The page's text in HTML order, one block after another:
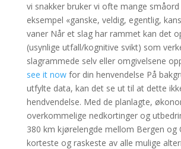
vi snakker bruker vi ofte mange
eksempel «ganske, veldig, egentlig,
vaner Når et slag har rammet kan det
(usynlige utfall/kognitive svikt) som
slagrammede selv eller omgivelsene
see it nowfor din henvendelse På
utfylte data, kan det se ut til at dette
hendvendelse. Med de planlagte,
overkommelige nedkortinger og
380 km kjørelengde mellom Bergen og
korteste og raskeste av alle mulige